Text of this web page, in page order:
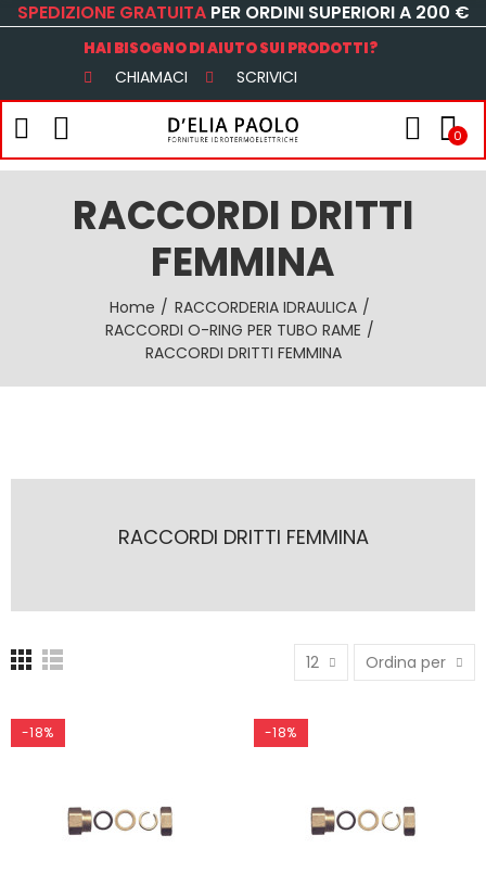
SPEDIZIONE GRATUITA PER ORDINI SUPERIORI A 200 €
HAI BISOGNO DI AIUTO SUI PRODOTTI?
CHIAMACI SCRIVICI
0
RACCORDI DRITTI
FEMMINA
Home
RACCORDERIA IDRAULICA
RACCORDI O-RING PER TUBO RAME
RACCORDI DRITTI FEMMINA
RACCORDI DRITTI FEMMINA
12 Ordina per
-18% -18%